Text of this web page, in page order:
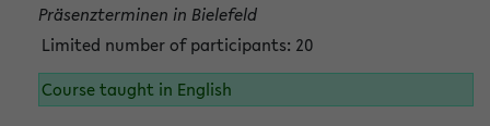
Präsenzterminen in Bielefeld
Limited number of participants: 20
Course taught in English